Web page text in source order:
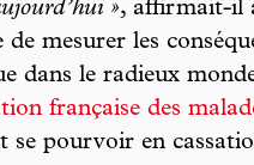
», affirmait-il
mesurer les
dans le radieux
française des
se pourvoir en